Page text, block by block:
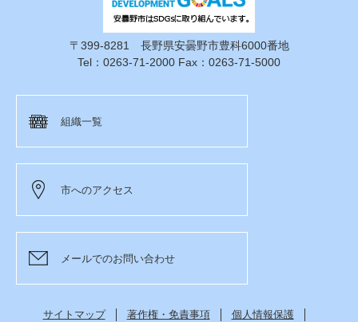
〒399-8281 長野県安曇野市豊科6000番地
Tel：0263-71-2000 Fax：0263-71-5000
組織一覧
市へのアクセス
メールでのお問い合わせ
サイトマップ 著作権・免責事項
個人情報保護